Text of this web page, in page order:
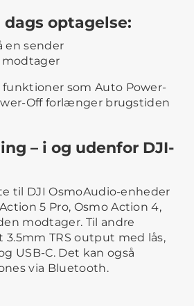
optagelse:
en sender
modtager
som Auto Power-
Off forlænger brugstiden
– i og udenfor DJI-
til DJI OsmoAudio-enheder
5 Pro, Osmo Action 4,
modtager. Til andre
TRS output med lås,
USB-C. Det kan også
via Bluetooth.